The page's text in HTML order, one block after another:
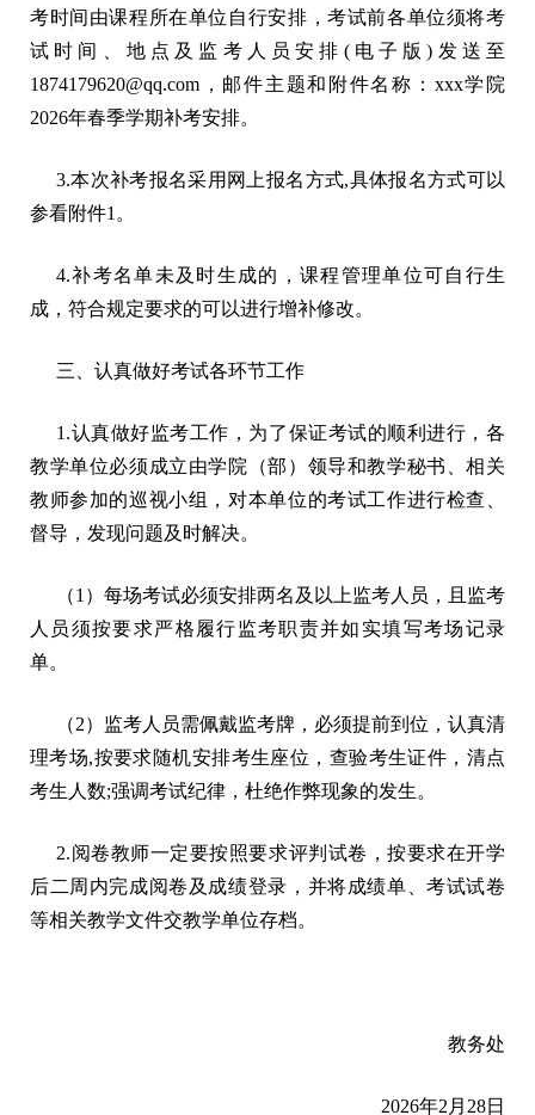
考时间由课程所在单位自行安排，考试前各单位须将考
试时间、地点及监考人员安排(电子版)发送至
1874179620@qq.com，邮件主题和附件名称：xxx学院
2026年春季学期补考安排。
3.本次补考报名采用网上报名方式,具体报名方式可以
参看附件1。
4.补考名单未及时生成的，课程管理单位可自行生
成，符合规定要求的可以进行增补修改。
三、认真做好考试各环节工作
1.认真做好监考工作，为了保证考试的顺利进行，各
教学单位必须成立由学院（部）领导和教学秘书、相关
教师参加的巡视小组，对本单位的考试工作进行检查、
督导，发现问题及时解决。
（1）每场考试必须安排两名及以上监考人员，且监考
人员须按要求严格履行监考职责并如实填写考场记录
单。
（2）监考人员需佩戴监考牌，必须提前到位，认真清
理考场,按要求随机安排考生座位，查验考生证件，清点
考生人数;强调考试纪律，杜绝作弊现象的发生。
2.阅卷教师一定要按照要求评判试卷，按要求在开学
后二周内完成阅卷及成绩登录，并将成绩单、考试试卷
等相关教学文件交教学单位存档。
教务处
2026年2月28日